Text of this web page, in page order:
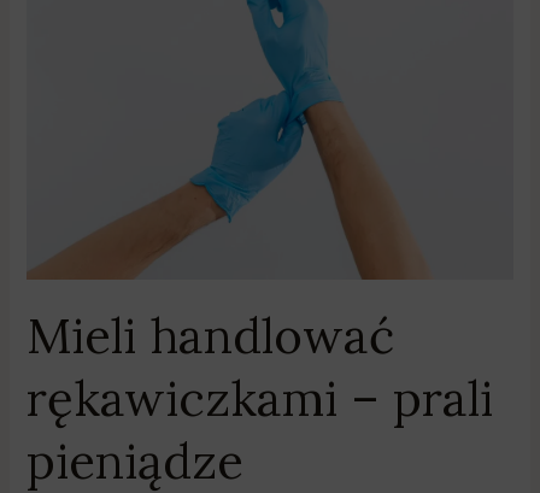
Mieli handlować
rękawiczkami – prali
pieniądze